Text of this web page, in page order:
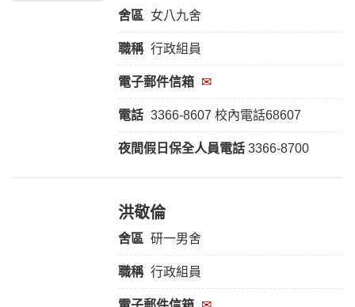
舍區 女八九舍
職稱 行政組員
電子郵件信箱 ✉
電話 3366-8607 校內電話68607
夜間假日保全人員電話 3366-8700
洪敬倫
舍區 研一男舍
職稱 行政組員